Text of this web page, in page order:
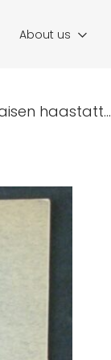
About us
haastatt...